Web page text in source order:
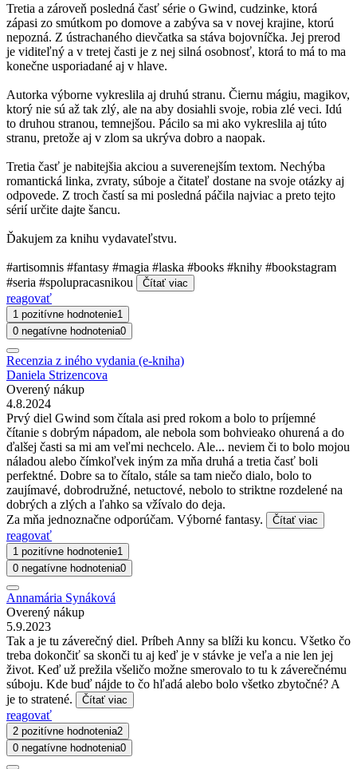
Tretia a zároveň posledná časť série o Gwind, cudzinke, ktorá
zápasi zo smútkom po domove a zabýva sa v novej krajine, ktorú
nepozná. Z ústrachaného dievčatka sa stáva bojovníčka. Jej prerod
je viditeľný a v tretej časti je z nej silná osobnosť, ktorá to má to ma
konečne usporiadané aj v hlave.
Autorka výborne vykreslila aj druhú stranu. Čiernu mágiu, magikov,
ktorý nie sú až tak zlý, ale na aby dosiahli svoje, robia zlé veci. Idú
to druhou stranou, temnejšou. Pácilo sa mi ako vykreslila aj túto
stranu, pretože aj v zlom sa ukrýva dobro a naopak.
Tretia časť je nabitejšia akciou a suverenejším textom. Nechýba
romantická linka, zvraty, súboje a čitateľ dostane na svoje otázky aj
odpovede. Z troch častí sa mi posledná páčila najviac a preto tejto
sérií určite dajte šancu.
Ďakujem za knihu vydavateľstvu.
#artisomnis #fantasy #magia #laska #books #knihy #bookstagram
#seria #spolupracasnikou
Čítať viac
reagovať
1 pozitívne hodnotenie1
0 negatívne hodnotenia0
Recenzia z iného vydania (e-kniha)
Daniela Strizencova
Overený nákup
4.8.2024
Prvý diel Gwind som čítala asi pred rokom a bolo to príjemné
čítanie s dobrým nápadom, ale nebola som bohvieako ohurená a do
ďalšej časti sa mi am veľmi nechcelo. Ale... neviem či to bolo mojou
náladou alebo čímkoľvek iným za mňa druhá a tretia časť boli
perfektné. Dobre sa to čítalo, stále sa tam niečo dialo, bolo to
zaujímavé, dobrodružné, netuctové, nebolo to striktne rozdelené na
dobrých a zlých a ľahko sa vžívalo do deja.
Za mňa jednoznačne odporúčam. Výborné fantasy.
Čítať viac
reagovať
1 pozitívne hodnotenie1
0 negatívne hodnotenia0
Annamária Synáková
Overený nákup
5.9.2023
Tak a je tu záverečný diel. Príbeh Anny sa blíži ku koncu. Všetko čo
treba dokončiť sa skonči tu aj keď je v stávke je veľa a nie len jej
život. Keď už prežila všeličo možne smerovalo to tu k záverečnému
súboju. Kde buď nájde to čo hľadá alebo bolo všetko zbytočné? A
je to stratené.
Čítať viac
reagovať
2 pozitívne hodnotenia2
0 negatívne hodnotenia0